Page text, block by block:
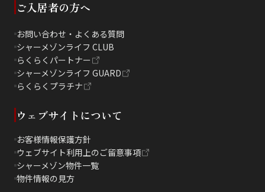
ご入居者の方へ
お問い合わせ・よくある質問
シャーメゾンライフ CLUB
らくらくパートナー
シャーメゾンライフ GUARD
らくらくプラチナ
ウェブサイトについて
お客様情報保護方針
ウェブサイト利用上のご留意事項
シャーメゾン物件一覧
物件情報の見方